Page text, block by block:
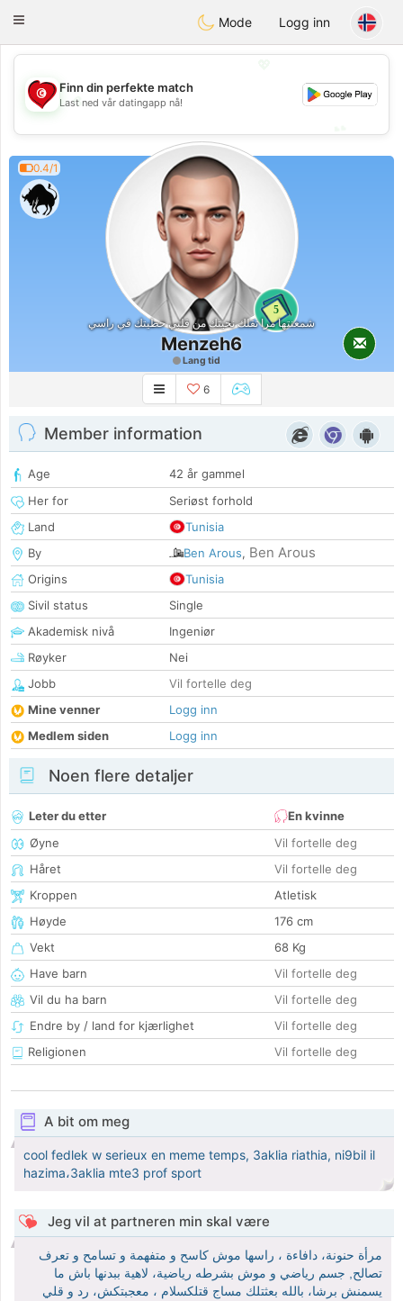
Tunisia Dating
Toggle
Mode Logg inn
💖
💕
Finn din perfekte match
Last ned vår datingapp nå!
0.4/1
5
شمعنتها مرا تقلك نحيتك من قلبي حطيتك في راسي
Menzeh6
Lang tid
6
Member information
Age
42 år gammel
Her for
Seriøst forhold
Land
Tunisia
By
Ben Arous, Ben Arous
Origins
Tunisia
Sivil status
Single
Akademisk nivå
Ingeniør
Røyker
Nei
Jobb
Vil fortelle deg
Mine venner
Logg inn
Medlem siden
Logg inn
Noen flere detaljer
Leter du etter
En kvinne
Øyne
Vil fortelle deg
Håret
Vil fortelle deg
Kroppen
Atletisk
Høyde
176 cm
Vekt
68 Kg
Have barn
Vil fortelle deg
Vil du ha barn
Vil fortelle deg
Endre by / land for kjærlighet
Vil fortelle deg
Religionen
Vil fortelle deg
A bit om meg
cool fedlek w serieux en meme temps, 3aklia riathia, ni9bil il
hazima،3aklia mte3 prof sport
Jeg vil at partneren min skal være
مرأة حنونة، دافاءة ، راسها موش كاسح و متفهمة و تسامح و تعرف
تصالح, جسم رياضي و موش بشرطه رياضية، لاهية ببدنها باش ما
يسمنش برشا، بالله بعثتلك مساج قتلكسلام ، معجبتكش، رد و قلي